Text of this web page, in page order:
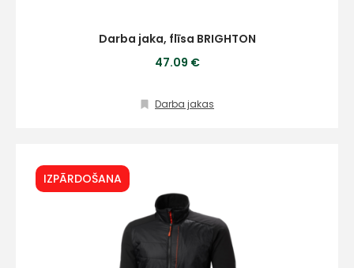
Darba jaka, flīsa BRIGHTON
47.09 €
Darba jakas
IZPĀRDOŠANA